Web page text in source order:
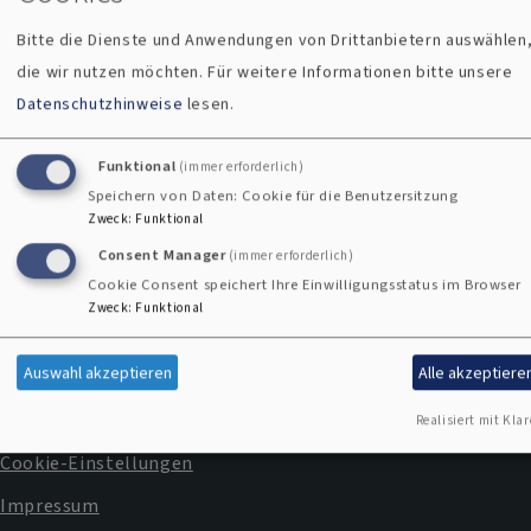
Kontakte
Übersichtsseite
Taufe
Der
"miteinander"
Fußbereichsmenü
Cookie-Einstellungen
Impressum
Bitte die Dienste und Anwendungen von Drittanbietern
die wir nutzen möchten.Für weitere Informationen bitte unsere
Datenschutzhinweise lesen.
Funktional (immer erforderlich)
Speichern von Daten: Cookie für die Benutzersitzung
Zweck: Funktional
Consent Manager (immer erforderlich)
Cookie Consent speichert Ihre Einwilligungsstatus im Browser
Zweck: Funktional
Auswahl akzeptieren Alle
Realisiert mit